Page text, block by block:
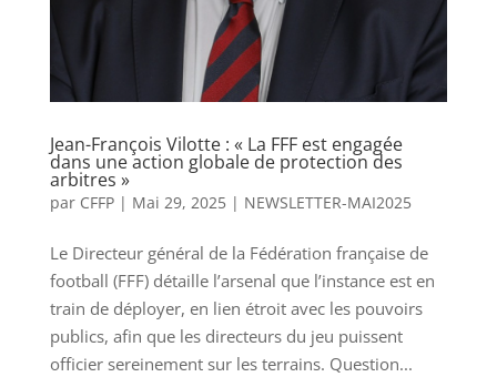
Jean-François Vilotte : « La FFF est engagée
dans une action globale de protection des
arbitres »
par CFFP| Mai 29, 2025| NEWSLETTER-MAI2025
Le Directeur général de la Fédération française de
football (FFF) détaille l’arsenal que l’instance est en
train de déployer, en lien étroit avec les pouvoirs
publics, afin que les directeurs du jeu puissent
officier sereinement sur les terrains. Question...